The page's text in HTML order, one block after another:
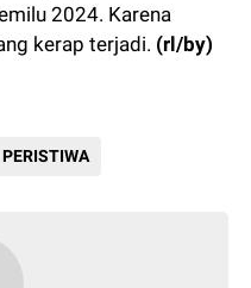
2024. Karena
kerap terjadi. (rl/by)
PERISTIWA